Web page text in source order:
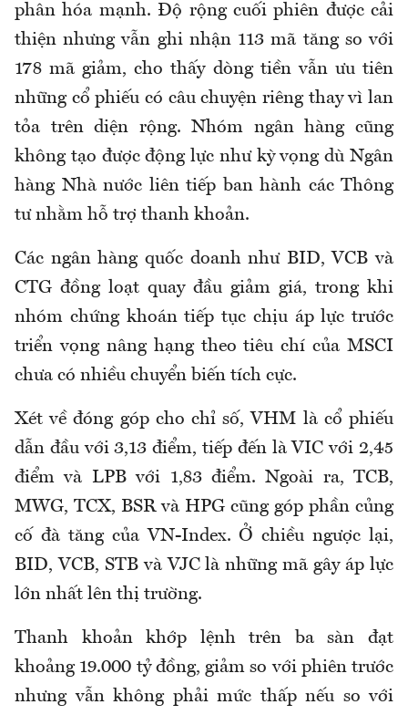
phân hóa mạnh. Độ rộng cuối phiên được cải
thiện nhưng vẫn ghi nhận 113 mã tăng so với
178 mã giảm, cho thấy dòng tiền vẫn ưu tiên
những cổ phiếu có câu chuyện riêng thay vì lan
tỏa trên diện rộng. Nhóm ngân hàng cũng
không tạo được động lực như kỳ vọng dù Ngân
hàng Nhà nước liên tiếp ban hành các Thông
tư nhằm hỗ trợ thanh khoản.
Các ngân hàng quốc doanh như BID, VCB và
CTG đồng loạt quay đầu giảm giá, trong khi
nhóm chứng khoán tiếp tục chịu áp lực trước
triển vọng nâng hạng theo tiêu chí của MSCI
chưa có nhiều chuyển biến tích cực.
Xét về đóng góp cho chỉ số, VHM là cổ phiếu
dẫn đầu với 3,13 điểm, tiếp đến là VIC với 2,45
điểm và LPB với 1,83 điểm. Ngoài ra, TCB,
MWG, TCX, BSR và HPG cũng góp phần củng
cố đà tăng của VN-Index. Ở chiều ngược lại,
BID, VCB, STB và VJC là những mã gây áp lực
lớn nhất lên thị trường.
Thanh khoản khớp lệnh trên ba sàn đạt
khoảng 19.000 tỷ đồng, giảm so với phiên trước
nhưng vẫn không phải mức thấp nếu so với